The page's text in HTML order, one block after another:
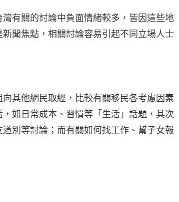
有關的討論中負面情緒較多，皆因這些地
聞焦點，相關討論容易引起不同立場人士
其他網民取經，比較有關移民各考慮因素
如日常成本、習慣等「生活」話題，其次
別等討論；而有關如何找工作、幫子女報